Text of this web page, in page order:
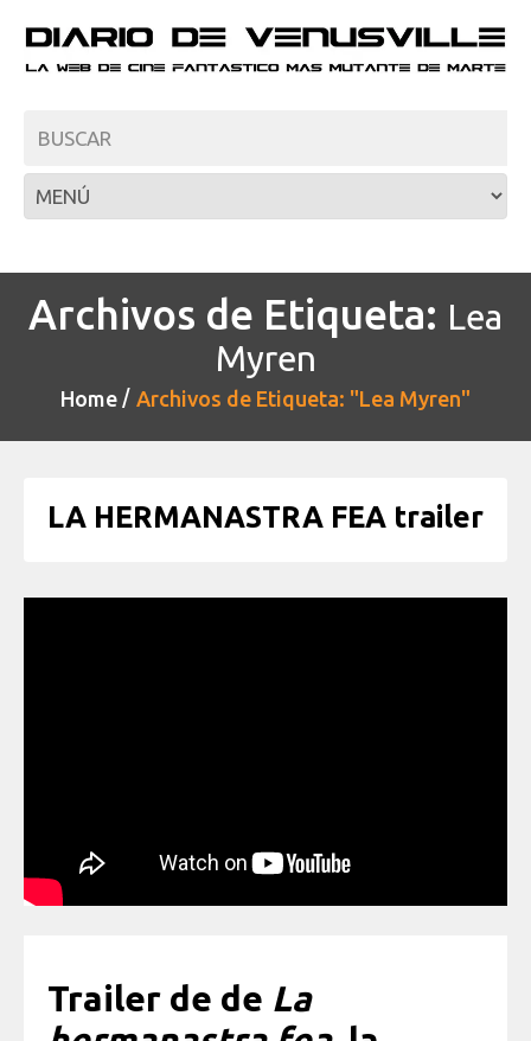
Archivos de Etiqueta: Lea
Myren
Home Archivos de Etiqueta: "Lea Myren"
LA HERMANASTRA FEA trailer
Trailer de de La